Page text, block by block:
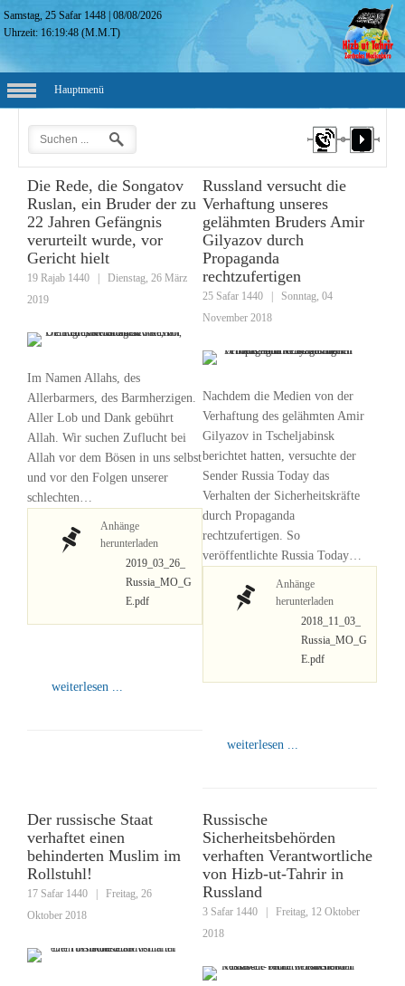
Samstag, 25 Safar 1448 |08/08/2026
Uhrzeit: 16:19:49 (M.M.T)
Hauptmenü
Die Rede, die Songatov
Ruslan, ein Bruder der zu
22 Jahren Gefängnis
verurteilt wurde, vor
Gericht hielt
19 Rajab 1440
Dienstag, 26 März
2019
Im Namen Allahs, des
Allerbarmers, des Barmherzigen.
Aller Lob und Dank gebührt
Allah. Wir suchen Zuflucht bei
Allah vor dem Bösen in uns selbst
und vor den Folgen unserer
schlechten…
Anhänge
herunterladen
2019_03_26_
Russia_MO_G
E.pdf
weiterlesen ...
Russland versucht die
Verhaftung unseres
gelähmten Bruders Amir
Gilyazov durch
Propaganda
rechtzufertigen
25 Safar 1440
Sonntag, 04
November 2018
Nachdem die Medien von der
Verhaftung des gelähmten Amir
Gilyazov in Tscheljabinsk
berichtet hatten, versuchte der
Sender Russia Today das
Verhalten der Sicherheitskräfte
durch Propaganda
rechtzufertigen. So
veröffentlichte Russia Today…
Anhänge
herunterladen
2018_11_03_
Russia_MO_G
E.pdf
weiterlesen ...
Der russische Staat
verhaftet einen
behinderten Muslim im
Rollstuhl!
17 Safar 1440
Freitag, 26
Oktober 2018
Russische
Sicherheitsbehörden
verhaften Verantwortliche
von Hizb-ut-Tahrir in
Russland
3 Safar 1440
Freitag, 12 Oktober
2018